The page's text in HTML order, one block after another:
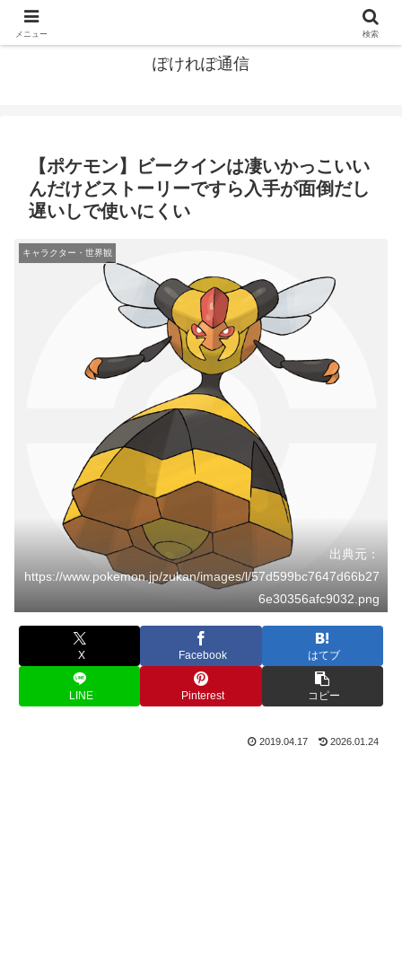
ぽけれぽ通信
【ポケモン】ビークインは凄いかっこいい
んだけどストーリーですら入手が面倒だし
遅いしで使いにくい
キャラクター・世界観
出典元：
https://www.pokemon.jp/zukan/images/l/57d599bc7647d66b27
6e30356afc9032.png
X Facebook はてブ
LINE Pinterest コピー
2019.04.17 2026.01.24
メニュー 検索